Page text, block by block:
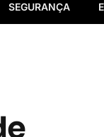
SEGURANÇA